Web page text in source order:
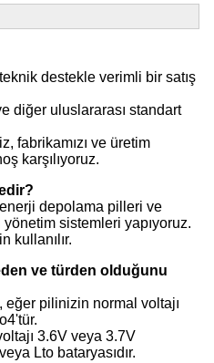
destekle verimli bir satış
diğer uluslararası standart
fabrikamızı ve üretim
karşılıyoruz.
depolama pilleri ve
sistemleri yapıyoruz.
kullanılır.
ve türden olduğunu
eğer pilinizin normal voltajı
3.6V veya 3.7V
Lto bataryasıdır.